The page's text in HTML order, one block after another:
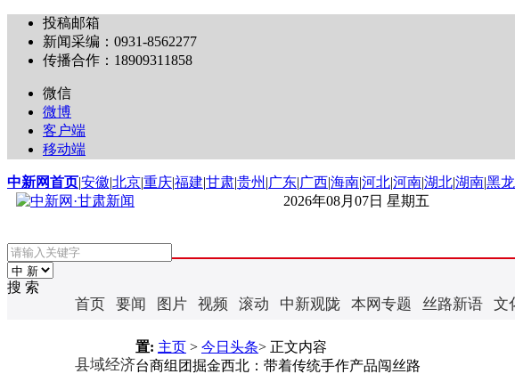
投稿邮箱
新闻采编：0931-8562277
传播合作：18909311858
微信
微博
客户端
移动端
中新网首页|安徽|北京|重庆|福建|甘肃|贵州 |广东|广西|海南|河北|河南|湖北|湖南|黑
2026年08月07日 星期五
搜 索
首页 要闻 图片 视频 滚动 中新观陇 本网专题 丝路新语 文
县域经济
置: 主页 > 今日头条> 正文内容
台商组团掘金西北：带着传统手作产品闯丝路